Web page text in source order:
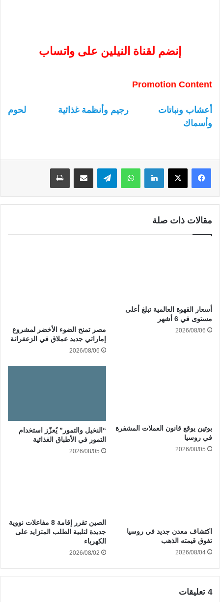
إنضم لقناة النيلين على واتساب
Promotion Content
أعشاب ونباتات رجيم وأنظمة غذائية
لحوم
وأسماك
لينكدإن واتساب
مقالات ذات صلة
أسعار القهوة العالمية تبلغ أعلى
مستوى في 6 أشهر
2026/08/06
مصر تمنح الضوء الأخضر لمشروع
إماراتي جديد عملاق في الزعفرانة
2026/08/06
بوتين يوقع قانون العملات المشفرة
في روسيا
2026/08/05
“النخيل والتمور” يُعزّز استخدام
التمور في الأطباق الغذائية
2026/08/05
اكتشاف معدن جديد في روسيا
تفوق قيمته الذهب
2026/08/04
الصين تقرر إقامة 8 مفاعلات نووية
جديدة لتلبية الطلب المتزايد على
الكهرباء
2026/08/02
‫4 تعليقات